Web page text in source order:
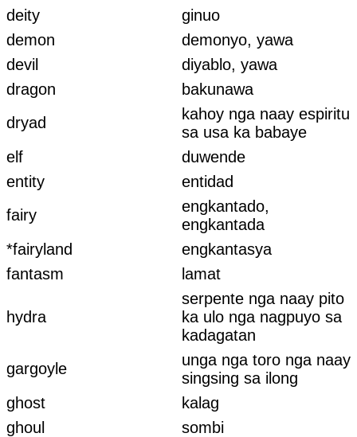
deity
ginuo
demon
demonyo, yawa
devil
diyablo, yawa
dragon
bakunawa
dryad
kahoy nga naay espiritu
sa usa ka babaye
elf
duwende
entity
entidad
fairy
engkantado,
engkantada
*fairyland
engkantasya
fantasm
lamat
hydra
serpente nga naay pito
ka ulo nga nagpuyo sa
kadagatan
gargoyle
unga nga toro nga naay
singsing sa ilong
ghost
kalag
ghoul
sombi